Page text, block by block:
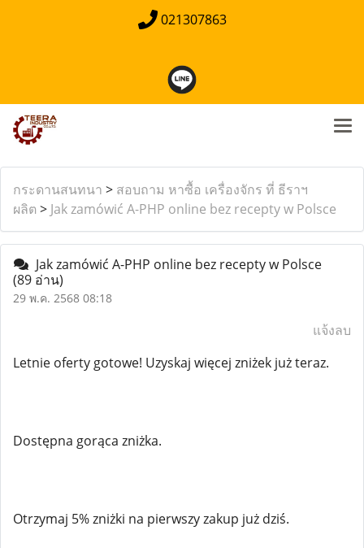
021307863
กระดานสนทนา > สอบถาม หาซื้อ เครื่องจักร ที่ ธีราฯ
ผลิต > Jak zamówić A-PHP online bez recepty w Polsce
Jak zamówić A-PHP online bez recepty w Polsce
(89 อ่าน)
29 พ.ค. 2568 08:18
แจ้งลบ
Letnie oferty gotowe! Uzyskaj więcej zniżek już teraz.
Dostępna gorąca zniżka.
Otrzymaj 5% zniżki na pierwszy zakup już dziś.